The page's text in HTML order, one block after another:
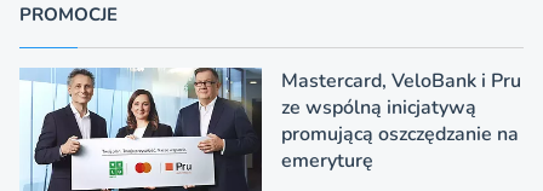
PROMOCJE
Mastercard, VeloBank i Pru
ze wspólną inicjatywą
promującą oszczędzanie na
emeryturę